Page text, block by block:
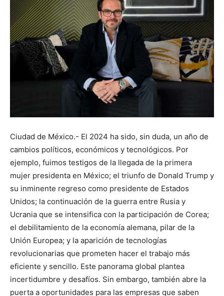
Ciudad de México.- El 2024 ha sido, sin duda, un año de
cambios políticos, económicos y tecnológicos. Por
ejemplo, fuimos testigos de la llegada de la primera
mujer presidenta en México; el triunfo de Donald Trump y
su inminente regreso como presidente de Estados
Unidos; la continuación de la guerra entre Rusia y
Ucrania que se intensifica con la participación de Corea;
el debilitamiento de la economía alemana, pilar de la
Unión Europea; y la aparición de tecnologías
revolucionarias que prometen hacer el trabajo más
eficiente y sencillo. Este panorama global plantea
incertidumbre y desafíos. Sin embargo, también abre la
puerta a oportunidades para las empresas que saben